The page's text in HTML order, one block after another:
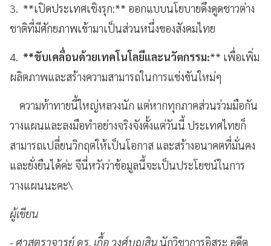
3. **เปิดประเทศเชิงรุก:** ออกแบบนโยบายดึงดูดชาวต่าง
ชาติที่มีศักยภาพเข้ามาเป็นส่วนหนึ่งของสังคมไทย
4. **ขับเคลื่อนด้วยเทคโนโลยีและนวัตกรรม:** เพื่อเพิ่ม
ผลิตภาพและสร้างความสามารถในการแข่งขันใหม่ๆ
ความท้าทายนี้ใหญ่หลวงนัก แต่หากทุกภาคส่วนร่วมมือกัน
วางแผนและลงมือทำอย่างจริงจังตั้งแต่วันนี้ ประเทศไทยก็
สามารถเปลี่ยนวิกฤตให้เป็นโอกาส และสร้างอนาคตที่มั่นคง
และยั่งยืนได้ค่ะ จีนี่หวังว่าข้อมูลนี้จะเป็นประโยชน์ในการ
วางแผนนะคะ\
ผู้เขียน
- ศาสตราจารย์ ดร. เกื้อ วงศ์บุญสินนักวิชาการอิสระ อดีต